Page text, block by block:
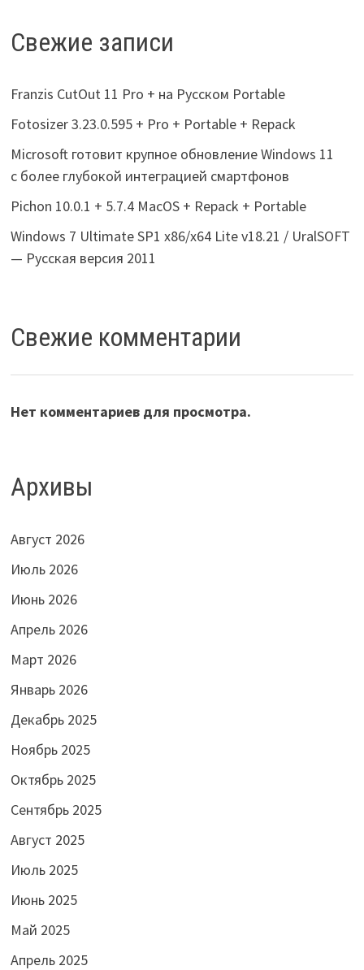
Свежие записи
Franzis CutOut 11 Pro + на Русском Portable
Fotosizer 3.23.0.595 + Pro + Portable + Repack
Microsoft готовит крупное обновление Windows 11
с более глубокой интеграцией смартфонов
Pichon 10.0.1 + 5.7.4 MacOS + Repack + Portable
Windows 7 Ultimate SP1 x86/x64 Lite v18.21 / UralSOFT
— Русская версия 2011
Свежие комментарии
Нет комментариев для просмотра.
Архивы
Август 2026
Июль 2026
Июнь 2026
Апрель 2026
Март 2026
Январь 2026
Декабрь 2025
Ноябрь 2025
Октябрь 2025
Сентябрь 2025
Август 2025
Июль 2025
Июнь 2025
Май 2025
Апрель 2025